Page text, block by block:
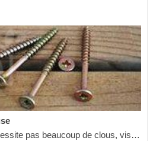
pas beaucoup de clous, vis…